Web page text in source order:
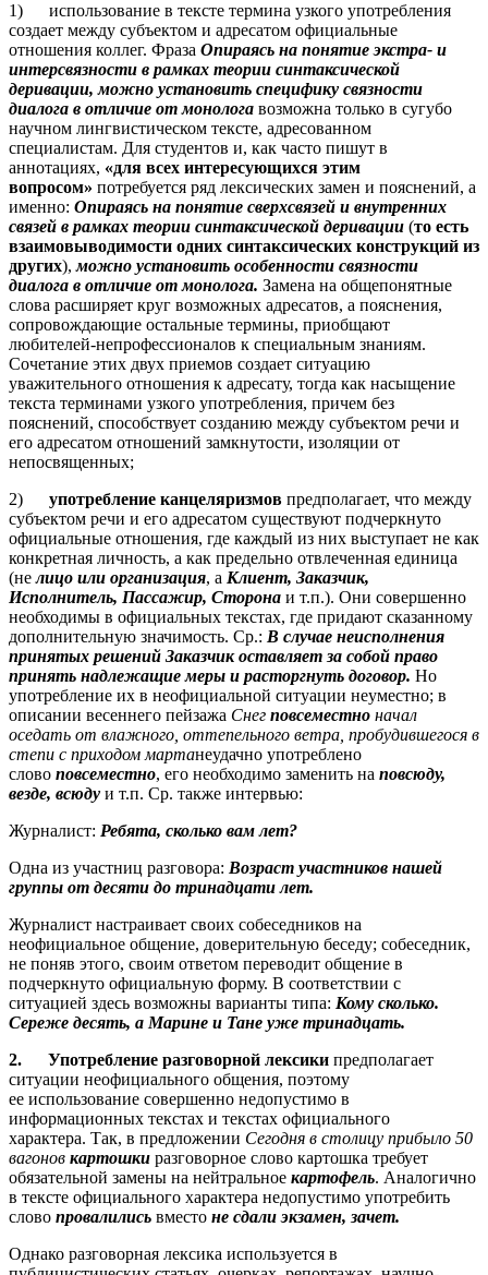
1) использование в тексте термина узкого употребления
создает между субъектом и адресатом официальные
отношения коллег. Фраза Опираясь на понятие экстра- и
интерсвязности в рамках теории синтаксической
деривации, можно установить специфику связности
диалога в отличие от монолога возможна только в сугубо
научном лингвистическом тексте, адресованном
специалистам. Для студентов и, как часто пишут в
аннотациях, «для всех интересующихся этим
вопросом» потребуется ряд лексических замен и пояснений, а
именно: Опираясь на понятие сверхсвязей и внутренних
связей в рамках теории синтаксической деривации (то есть
взаимовыводимости одних синтаксических конструкций из
других),можно установить особенности связности
диалога в отличие от монолога. Замена на общепонятные
слова расширяет круг возможных адресатов, а пояснения,
сопровождающие остальные термины, приобщают
любителей-непрофессионалов к специальным знаниям.
Сочетание этих двух приемов создает ситуацию
уважительного отношения к адресату, тогда как насыщение
текста терминами узкого употребления, причем без
пояснений, способствует созданию между субъектом речи и
его адресатом отношений замкнутости, изоляции от
непосвященных;
2) употребление канцеляризмов предполагает, что между
субъектом речи и его адресатом существуют подчеркнуто
официальные отношения, где каждый из них выступает не как
конкретная личность, а как предельно отвлеченная единица
(нелицо или организация, а Клиент, Заказчик,
Исполнитель, Пассажир, Сторона и т.п.). Они совершенно
необходимы в официальных текстах, где придают сказанному
дополнительную значимость. Ср.: В случае неисполнения
принятых решений Заказчик оставляет за собой право
принять надлежащие меры и расторгнуть договор. Но
употребление их в неофициальной ситуации неуместно; в
описании весеннего пейзажа Снег повсеместно начал
оседать от влажного, оттепельного ветра, пробудившегося в
степи с приходом мартанеудачно употреблено
слово повсеместно, его необходимо заменить на повсюду,
везде, всюду и т.п. Ср. также интервью:
Журналист: Ребята, сколько вам лет?
Одна из участниц разговора: Возраст участников нашей
группы от десяти до тринадцати лет.
Журналист настраивает своих собеседников на
неофициальное общение, доверительную беседу; собеседник,
не поняв этого, своим ответом переводит общение в
подчеркнуто официальную форму. В соответствии с
ситуацией здесь возможны варианты типа: Кому сколько.
Сереже десять, а Марине и Тане уже тринадцать.
2. Употребление разговорной лексики предполагает
ситуации неофициального общения, поэтому
ее использование совершенно недопустимо в
информационных текстах и текстах официального
характера. Так, в предложении Сегодня в столицу прибыло 50
вагонов картошки разговорное слово картошка требует
обязательной замены на нейтральное картофель. Аналогично
в тексте официального характера недопустимо употребить
слово провалились вместо не сдали экзамен, зачет.
Однако разговорная лексика используется в